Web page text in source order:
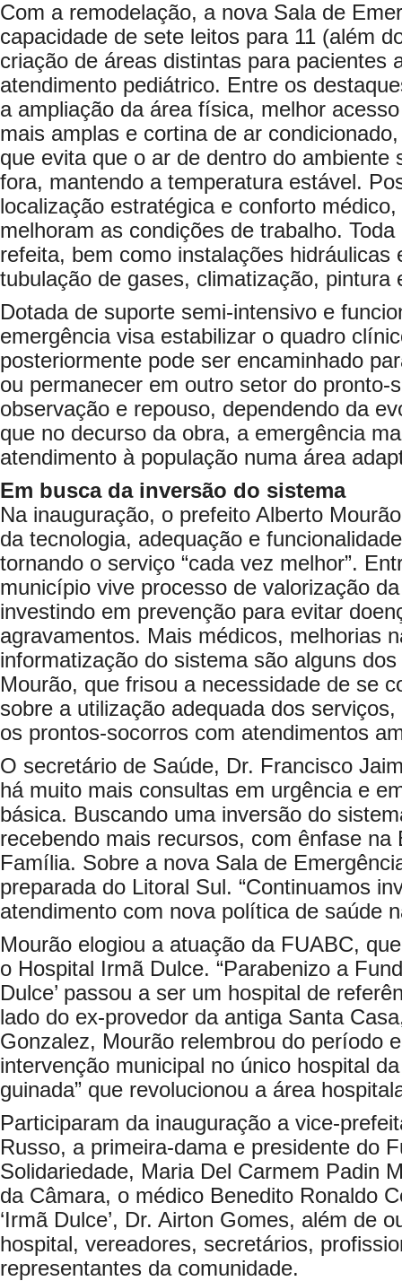
Com a remodelação, a nova Sala de
capacidade de sete leitos para 11 (além
criação de áreas distintas para pacientes
atendimento pediátrico. Entre os
a ampliação da área física, melhor
mais amplas e cortina de ar
que evita que o ar de dentro do ambiente
fora, mantendo a temperatura estável.
localização estratégica e conforto
melhoram as condições de trabalho.
refeita, bem como instalações hidráulicas
tubulação de gases, climatização, pintura
Dotada de suporte semi-intensivo e
emergência visa estabilizar o quadro
posteriormente pode ser encaminhado
ou permanecer em outro setor do pronto-
observação e repouso, dependendo da
que no decurso da obra, a emergência
atendimento à população numa área
Em busca da inversão do sistema
Na inauguração, o prefeito Alberto
da tecnologia, adequação e
tornando o serviço “cada vez melhor”.
município vive processo de valorização
investindo em prevenção para evitar
agravamentos. Mais médicos, melhorias
informatização do sistema são alguns
Mourão, que frisou a necessidade de se
sobre a utilização adequada dos
os prontos-socorros com atendimentos
O secretário de Saúde, Dr. Francisco
há muito mais consultas em urgência e
básica. Buscando uma inversão do
recebendo mais recursos, com ênfase na
Família. Sobre a nova Sala de
preparada do Litoral Sul. “Continuamos
atendimento com nova política de saúde
Mourão elogiou a atuação da FUABC,
o Hospital Irmã Dulce. “Parabenizo a
Dulce’ passou a ser um hospital de
lado do ex-provedor da antiga Santa
Gonzalez, Mourão relembrou do período
intervenção municipal no único hospital
guinada” que revolucionou a área
Participaram da inauguração a vice-
Russo, a primeira-dama e presidente do
Solidariedade, Maria Del Carmem Padin
da Câmara, o médico Benedito Ronaldo
‘Irmã Dulce’, Dr. Airton Gomes, além de
hospital, vereadores, secretários,
representantes da comunidade.